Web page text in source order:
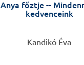
Anya főztje --
kedvenceink
Kandikó Éva